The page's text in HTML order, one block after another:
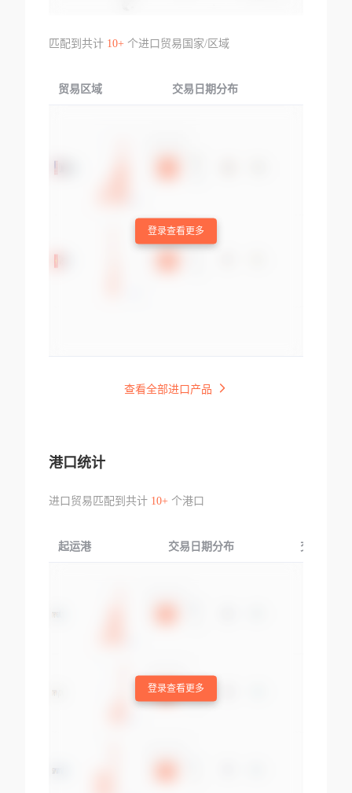
匹配到共计 10+个进口贸易国家/区域
贸易区域 交易日期分布
登录查看更多
查看全部进口产品
港口统计
进口贸易匹配到共计 10+个港口
起运港 交易日期分布 交易产品
登录查看更多